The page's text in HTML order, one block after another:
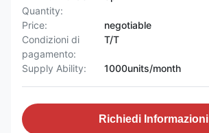
Quantity:
Price:
negotiable
Condizioni di
pagamento:
T/T
Supply Ability: 1000units/month
Richiedi Informazioni